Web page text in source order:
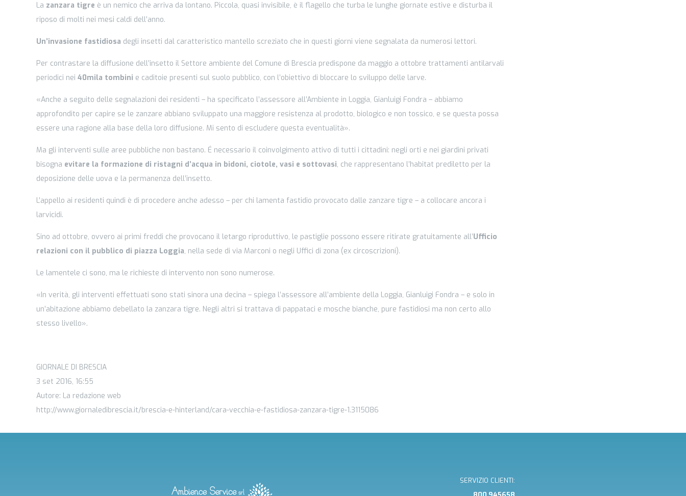
La zanzara tigre è un nemico che arriva da lontano. Piccola, quasi invisibile, è il flagello che turba le lunghe giornate estive e disturba il
riposo di molti nei mesi caldi dell’anno.
Un’invasione fastidiosa degli insetti dal caratteristico mantello screziato che in questi giorni viene segnalata da numerosi lettori.
Per contrastare la diffusione dell’insetto il Settore ambiente del Comune di Brescia predispone da maggio a ottobre trattamenti antilarvali
periodici nei40mila tombini e caditoie presenti sul suolo pubblico, con l’obiettivo di bloccare lo sviluppo delle larve.
«Anche a seguito delle segnalazioni dei residenti – ha specificato l’assessore all’Ambiente in Loggia, Gianluigi Fondra – abbiamo
approfondito per capire se le zanzare abbiano sviluppato una maggiore resistenza al prodotto, biologico e non tossico, e se questa possa
essere una ragione alla base della loro diffusione. Mi sento di escludere questa eventualità».
Ma gli interventi sulle aree pubbliche non bastano. É necessario il coinvolgimento attivo di tutti i cittadini: negli orti e nei giardini privati
bisogna evitare la formazione di ristagni d’acqua in bidoni, ciotole, vasi e sottovasi, che rappresentano l’habitat prediletto per la
deposizione delle uova e la permanenza dell’insetto.
L’appello ai residenti quindi è di procedere anche adesso – per chi lamenta fastidio provocato dalle zanzare tigre – a collocare ancora i
larvicidi.
Sino ad ottobre, ovvero ai primi freddi che provocano il letargo riproduttivo, le pastiglie possono essere ritirate gratuitamente all’Ufficio
relazioni con il pubblico di piazza Loggia, nella sede di via Marconi o negli Uffici di zona (ex circoscrizioni).
Le lamentele ci sono, ma le richieste di intervento non sono numerose.
«In verità, gli interventi effettuati sono stati sinora una decina – spiega l’assessore all’ambiente della Loggia, Gianluigi Fondra – e solo in
un’abitazione abbiamo debellato la zanzara tigre. Negli altri si trattava di pappataci e mosche bianche, pure fastidiosi ma non certo allo
stesso livello».
GIORNALE DI BRESCIA
3 set 2016, 16:55
Autore: La redazione web
http://www.giornaledibrescia.it/brescia-e-hinterland/cara-vecchia-e-fastidiosa-zanzara-tigre-1.3115086
SERVIZIO CLIENTI: